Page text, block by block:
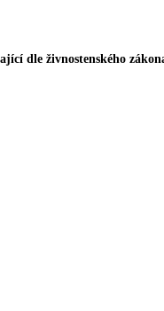
dle živnostenského